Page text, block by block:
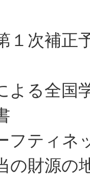
１次補正
よる全国
フティネ
の財源の